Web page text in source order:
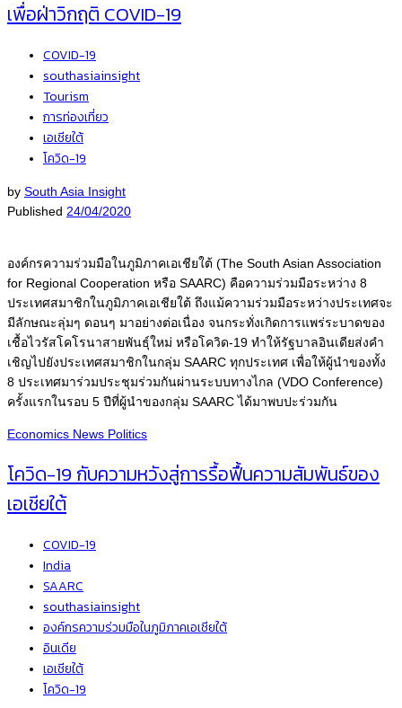
เพื่อฝ่าวิกฤติ COVID-19
COVID-19
southasiainsight
Tourism
การท่องเที่ยว
เอเชียใต้
โควิด-19
by South Asia Insight
Published 24/04/2020
องค์กรความร่วมมือในภูมิภาคเอเชียใต้ (The South Asian Association
for Regional Cooperation หรือ SAARC) คือความร่วมมือระหว่าง 8
ประเทศสมาชิกในภูมิภาคเอเชียใต้ ถึงแม้ความร่วมมือระหว่างประเทศจะ
มีลักษณะลุ่มๆ ดอนๆ มาอย่างต่อเนื่อง จนกระทั่งเกิดการแพร่ระบาดของ
เชื้อไวรัสโคโรนาสายพันธุ์ใหม่ หรือโควิด-19 ทำให้รัฐบาลอินเดียส่งคำ
เชิญไปยังประเทศสมาชิกในกลุ่ม SAARC ทุกประเทศ เพื่อให้ผู้นำของทั้ง
8 ประเทศมาร่วมประชุมร่วมกันผ่านระบบทางไกล (VDO Conference)
ครั้งแรกในรอบ 5 ปีที่ผู้นำของกลุ่ม SAARC ได้มาพบปะร่วมกัน
Economics News Politics
โควิด-19 กับความหวังสู่การรื้อฟื้นความสัมพันธ์ของ
เอเชียใต้
COVID-19
India
SAARC
southasiainsight
องค์กรความร่วมมือในภูมิภาคเอเชียใต้
อินเดีย
เอเชียใต้
โควิด-19